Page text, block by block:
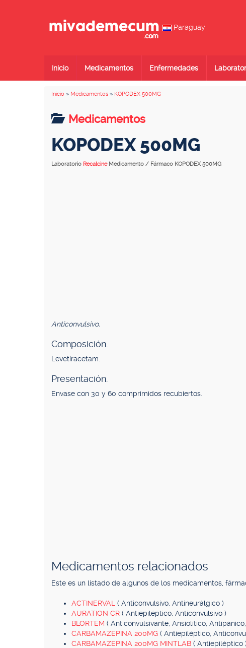
Paraguay
Inicio Medicamentos Enfermedades
Inicio » Medicamentos » KOPODEX 500MG
Medicamentos
KOPODEX 500MG
Laboratorio Recalcine Medicamento / Fármaco KOPODEX 500MG
Anticonvulsivo.
Composición.
Levetiracetam.
Presentación.
Envase con 30 y 60 comprimidos recubiertos.
Medicamentos relacionados
Este es un listado de algunos de los medicamentos,
ACTINERVAL ( Anticonvulsivo, Antineurálgico )
AURATION CR ( Antiepiléptico, Anticonvulsivo )
BLORTEM ( Anticonvulsivante, Ansiolítico,
CARBAMAZEPINA 200MG ( Antiepiléptico,
CARBAMAZEPINA 200MG MINTLAB ( Antiepiléptico